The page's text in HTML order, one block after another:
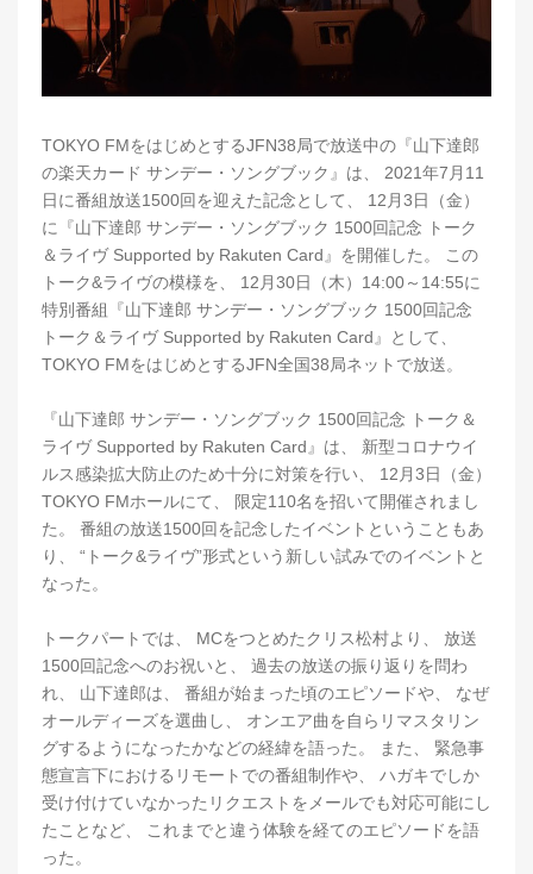
TOKYO FMをはじめとするJFN38局で放送中の『山下達郎
の楽天カード サンデー・ソングブック』は、 2021年7月11
日に番組放送1500回を迎えた記念として、 12月3日（金）
に『山下達郎 サンデー・ソングブック 1500回記念 トーク
＆ライヴ Supported by Rakuten Card』を開催した。 この
トーク&ライヴの模様を、 12月30日（木）14:00～14:55に
特別番組『山下達郎 サンデー・ソングブック 1500回記念
トーク＆ライヴ Supported by Rakuten Card』として、
TOKYO FMをはじめとするJFN全国38局ネットで放送。
『山下達郎 サンデー・ソングブック 1500回記念 トーク＆
ライヴ Supported by Rakuten Card』は、 新型コロナウイ
ルス感染拡大防止のため十分に対策を行い、 12月3日（金）
TOKYO FMホールにて、 限定110名を招いて開催されまし
た。 番組の放送1500回を記念したイベントということもあ
り、 “トーク&ライヴ”形式という新しい試みでのイベントと
なった。
トークパートでは、 MCをつとめたクリス松村より、 放送
1500回記念へのお祝いと、 過去の放送の振り返りを問わ
れ、 山下達郎は、 番組が始まった頃のエピソードや、 なぜ
オールディーズを選曲し、 オンエア曲を自らリマスタリン
グするようになったかなどの経緯を語った。 また、 緊急事
態宣言下におけるリモートでの番組制作や、 ハガキでしか
受け付けていなかったリクエストをメールでも対応可能にし
たことなど、 これまでと違う体験を経てのエピソードを語
った。